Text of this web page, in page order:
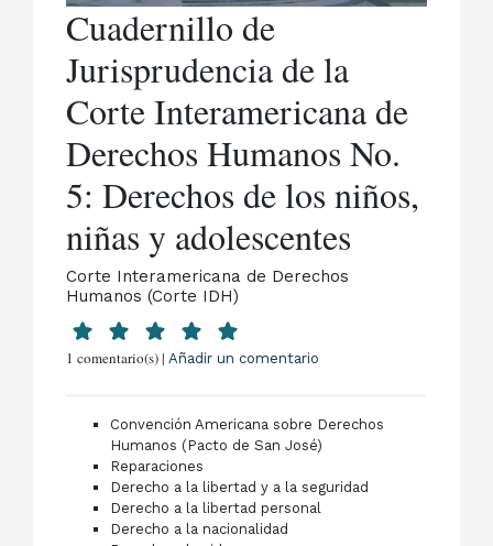
Cuadernillo de
Jurisprudencia de la
Corte Interamericana de
Derechos Humanos No.
5: Derechos de los niños,
niñas y adolescentes
Corte Interamericana de Derechos
Humanos (Corte IDH)
1 comentario(s) |Añadir un comentario
Convención Americana sobre Derechos
Humanos (Pacto de San José)
Reparaciones
Derecho a la libertad y a la seguridad
Derecho a la libertad personal
Derecho a la nacionalidad